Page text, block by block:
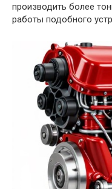
производить более
работы подобного